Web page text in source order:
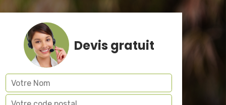
Devis gratuit